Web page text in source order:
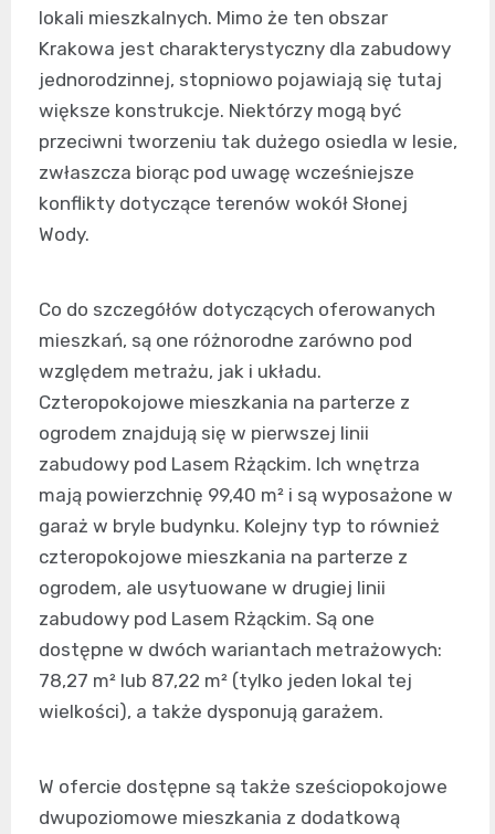
lokali mieszkalnych. Mimo że ten obszar
Krakowa jest charakterystyczny dla zabudowy
jednorodzinnej, stopniowo pojawiają się tutaj
większe konstrukcje. Niektórzy mogą być
przeciwni tworzeniu tak dużego osiedla w lesie,
zwłaszcza biorąc pod uwagę wcześniejsze
konflikty dotyczące terenów wokół Słonej
Wody.
Co do szczegółów dotyczących oferowanych
mieszkań, są one różnorodne zarówno pod
względem metrażu, jak i układu.
Czteropokojowe mieszkania na parterze z
ogrodem znajdują się w pierwszej linii
zabudowy pod Lasem Rżąckim. Ich wnętrza
mają powierzchnię 99,40 m² i są wyposażone w
garaż w bryle budynku. Kolejny typ to również
czteropokojowe mieszkania na parterze z
ogrodem, ale usytuowane w drugiej linii
zabudowy pod Lasem Rżąckim. Są one
dostępne w dwóch wariantach metrażowych:
78,27 m² lub 87,22 m² (tylko jeden lokal tej
wielkości), a także dysponują garażem.
W ofercie dostępne są także sześciopokojowe
dwupoziomowe mieszkania z dodatkową